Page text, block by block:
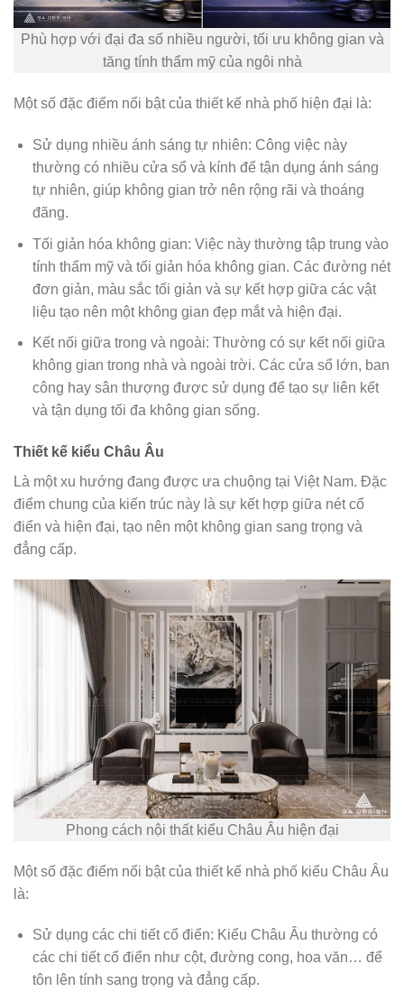
Phù hợp với đại đa số nhiều người, tối ưu không gian và
tăng tính thẩm mỹ của ngôi nhà
Một số đặc điểm nổi bật của thiết kế nhà phố hiện đại là:
Sử dụng nhiều ánh sáng tự nhiên: Công việc này
thường có nhiều cửa sổ và kính để tận dụng ánh sáng
tự nhiên, giúp không gian trở nên rộng rãi và thoáng
đãng.
Tối giản hóa không gian: Việc này thường tập trung vào
tính thẩm mỹ và tối giản hóa không gian. Các đường nét
đơn giản, màu sắc tối giản và sự kết hợp giữa các vật
liệu tạo nên một không gian đẹp mắt và hiện đại.
Kết nối giữa trong và ngoài: Thường có sự kết nối giữa
không gian trong nhà và ngoài trời. Các cửa sổ lớn, ban
công hay sân thượng được sử dụng để tạo sự liên kết
và tận dụng tối đa không gian sống.
Thiết kế kiểu Châu Âu
Là một xu hướng đang được ưa chuộng tại Việt Nam. Đặc
điểm chung của kiến trúc này là sự kết hợp giữa nét cổ
điển và hiện đại, tạo nên một không gian sang trọng và
đẳng cấp.
Phong cách nội thất kiểu Châu Âu hiện đại
Một số đặc điểm nổi bật của thiết kế nhà phố kiểu Châu Âu
là:
Sử dụng các chi tiết cổ điển: Kiểu Châu Âu thường có
các chi tiết cổ điển như cột, đường cong, hoa văn… để
tôn lên tính sang trọng và đẳng cấp.